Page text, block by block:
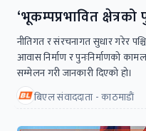
‘भूकम्पप्रभावित क्षेत्रको
नीतिगत र संरचनागत सुधार गरेर
आवास निर्माण र पुनःनिर्माणको
सम्मेलन गरी जानकारी दिएको हो।
बिएल संवाददाता - काठमाडाैं